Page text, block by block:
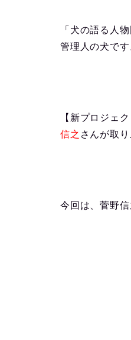
「犬の語る人
管理人の犬で
【新プロジェ
信之 さんが取
今回は、菅野